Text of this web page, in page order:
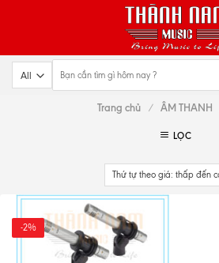
Trang chủ / ÂM THANH
LỌC
-2%